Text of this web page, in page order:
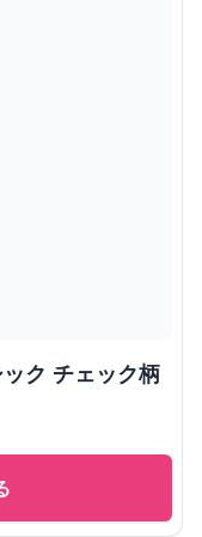
ク チェック柄